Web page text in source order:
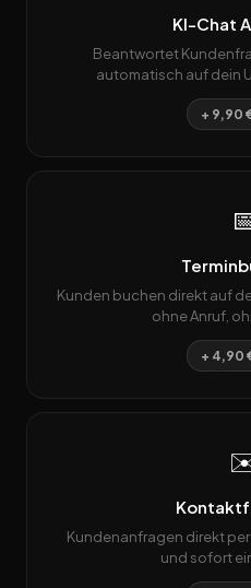
KI-Chat
Beantwortet
automatisch auf dein
+ 9,90
Kunden buchen direkt auf
ohne Anruf,
+ 4,90
Kundenanfragen direkt
und sofort